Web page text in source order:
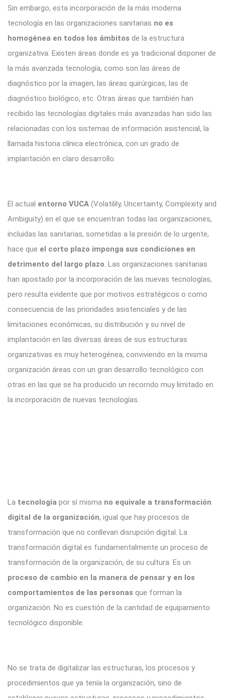
Sin embargo, esta incorporación de la más moderna
tecnología en las organizaciones sanitarias no es
homogénea en todos los ámbitos de la estructura
organizativa. Existen áreas donde es ya tradicional disponer de
la más avanzada tecnología, como son las áreas de
diagnóstico por la imagen, las áreas quirúrgicas, las de
diagnóstico biológico, etc. Otras áreas que también han
recibido las tecnologías digitales más avanzadas han sido las
relacionadas con los sistemas de información asistencial, la
llamada historia clínica electrónica, con un grado de
implantación en claro desarrollo.
El actual entorno VUCA (Volatilily, Uncertainty, Complexity and
Ambiguity) en el que se encuentran todas las organizaciones,
incluidas las sanitarias, sometidas a la presión de lo urgente,
hace que el corto plazo imponga sus condiciones en
detrimento del largo plazo . Las organizaciones sanitarias
han apostado por la incorporación de las nuevas tecnologías,
pero resulta evidente que por motivos estratégicos o como
consecuencia de las prioridades asistenciales y de las
limitaciones económicas, su distribución y su nivel de
implantación en las diversas áreas de sus estructuras
organizativas es muy heterogénea, conviviendo en la misma
organización áreas con un gran desarrollo tecnológico con
otras en las que se ha producido un recorrido muy limitado en
la incorporación de nuevas tecnologías.
La tecnología por sí misma no equivale a transformación
digital de la organización, igual que hay procesos de
transformación que no conllevan disrupción digital. La
transformación digital es fundamentalmente un proceso de
transformación de la organización, de su cultura. Es un
proceso de cambio en la manera de pensar y en los
comportamientos de las personas que forman la
organización. No es cuestión de la cantidad de equipamiento
tecnológico disponible.
No se trata de digitalizar las estructuras, los procesos y
procedimientos que ya tenía la organización, sino de